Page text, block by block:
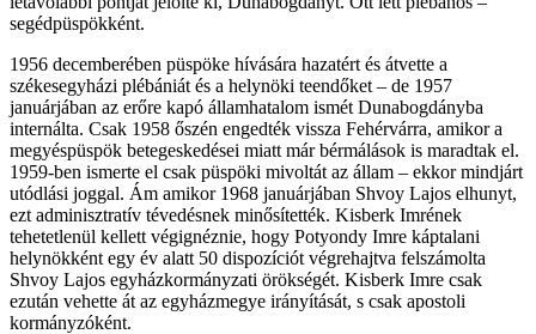
segédpüspökként.
1956 decemberében püspöke hívására hazatért és átvette a
székesegyházi plébániát és a helynöki teendőket – de 1957
januárjában az erőre kapó államhatalom ismét Dunabogdányba
internálta. Csak 1958 őszén engedték vissza Fehérvárra, amikor a
megyéspüspök betegeskedései miatt már bérmálások is maradtak el.
1959-ben ismerte el csak püspöki mivoltát az állam – ekkor mindjárt
utódlási joggal. Ám amikor 1968 januárjában Shvoy Lajos elhunyt,
ezt adminisztratív tévedésnek minősítették. Kisberk Imrének
tehetetlenül kellett végignéznie, hogy Potyondy Imre káptalani
helynökként egy év alatt 50 dispozíciót végrehajtva felszámolta
Shvoy Lajos egyházkormányzati örökségét. Kisberk Imre csak
ezután vehette át az egyházmegye irányítását, s csak apostoli
kormányzóként.